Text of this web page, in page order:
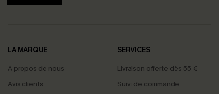
LA MARQUE
À propos de nous
Avis clients
SERVICES
Livraison offerte dès 55 €
Suivi de commande